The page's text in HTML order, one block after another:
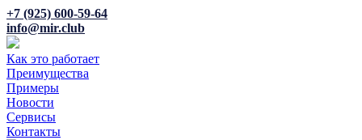
+7 (925) 600-59-64
info@mir.club
Как это работает
Преимущества
Примеры
Новости
Сервисы
Контакты